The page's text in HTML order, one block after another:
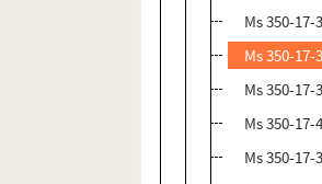
Ms 350-
Ms 350-
Ms 350-
Ms 350-
Ms 350-